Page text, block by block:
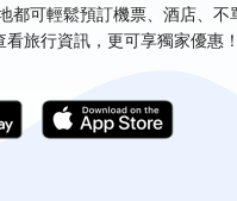
都可輕鬆預訂機票、酒店、不
旅行資訊，更可享獨家優惠！